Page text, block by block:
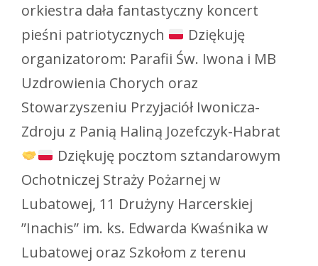
orkiestra dała fantastyczny koncert
pieśni patriotycznych
Dziękuję
organizatorom: Parafii Św. Iwona i MB
Uzdrowienia Chorych oraz
Stowarzyszeniu Przyjaciół Iwonicza-
Zdroju z Panią Haliną Jozefczyk-Habrat
Dziękuję pocztom sztandarowym
Ochotniczej Straży Pożarnej w
Lubatowej, 11 Drużyny Harcerskiej
”Inachis” im. ks. Edwarda Kwaśnika w
Lubatowej oraz Szkołom z terenu